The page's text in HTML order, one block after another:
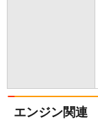
エンジン関連